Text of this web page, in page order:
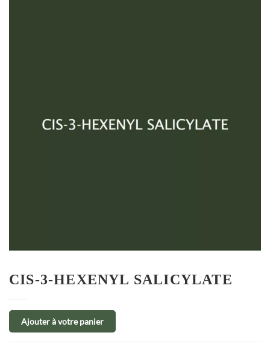
CIS-3-HEXENYL SALICYLATE
Ajouter à votre panier